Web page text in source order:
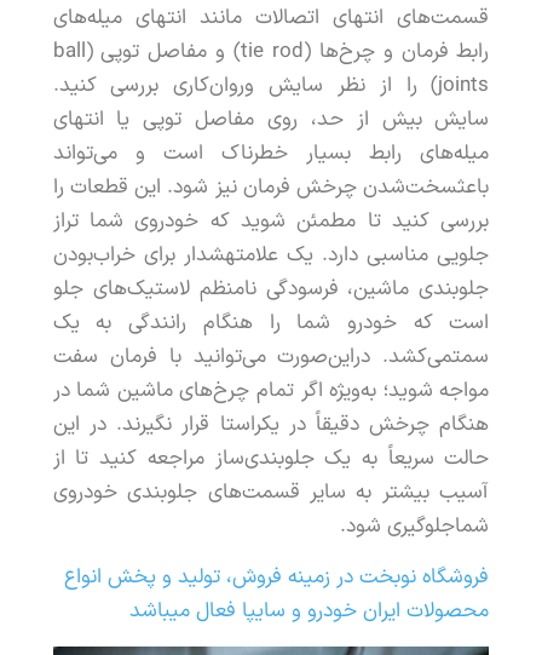
قسمتهای انتهای اتصالات مانند انتهای میلههای
رابط فرمان و چرخها (
tie rod
) و مفاصل توپی(
ball
joints
) را از نظر سایش وروانکاری بررسی کنید.
سایش بیش از حد، روی مفاصل توپی یا انتهای
میلههای رابط بسیار خطرناک است و میتواند
باعثسختشدن چرخش فرمان نیز شود. این قطعات را
بررسی کنید تا مطمئن شوید که خودروی شما تراز
جلویی مناسبی دارد. یک علامتهشدار برای خراببودن
جلوبندی ماشین، فرسودگی نامنظم لاستیکهای جلو
است که خودرو شما را هنگام رانندگی به یک
سمتمیکشد. دراینصورت میتوانید با فرمان سفت
مواجه شوید؛ بهویژه اگر تمام چرخهای ماشین شما در
هنگام چرخش دقیقاًدر یکراستا قرار نگیرند.در این
حالت سریعا به یک جلوبندیساز مراجعه کنید تا از
آسیب بیشتر به سایر قسمتهای جلوبندی خودروی
شماجلوگیری شود.
فروشگاه نوبخت در زمینه فروش، تولید و پخش انواع
محصولات ایران خودرو و سایپا فعال میباشد